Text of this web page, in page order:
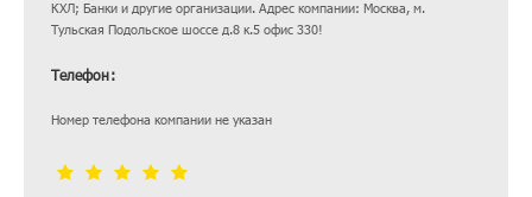
КХЛ; Банки и другие организации. Адрес компании: Москва, м.
Тульская Подольское шоссе д.8 к.5 офис 330!
Телефон:
Номер телефона компании не указан